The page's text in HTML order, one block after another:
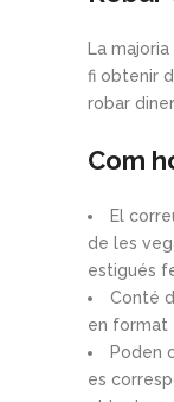
La
fi obtenir
robar
Com
El
de les
estigués
Conté
en format
Poden
es